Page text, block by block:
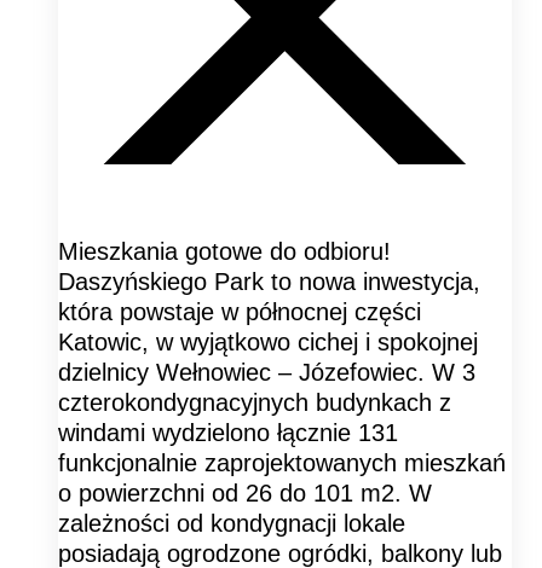
Mieszkania gotowe do odbioru!
Daszyńskiego Park to nowa inwestycja,
która powstaje w północnej części
Katowic, w wyjątkowo cichej i spokojnej
dzielnicy Wełnowiec – Józefowiec. W 3
czterokondygnacyjnych budynkach z
windami wydzielono łącznie 131
funkcjonalnie zaprojektowanych mieszkań
o powierzchni od 26 do 101 m2. W
zależności od kondygnacji lokale
posiadają ogrodzone ogródki, balkony lub